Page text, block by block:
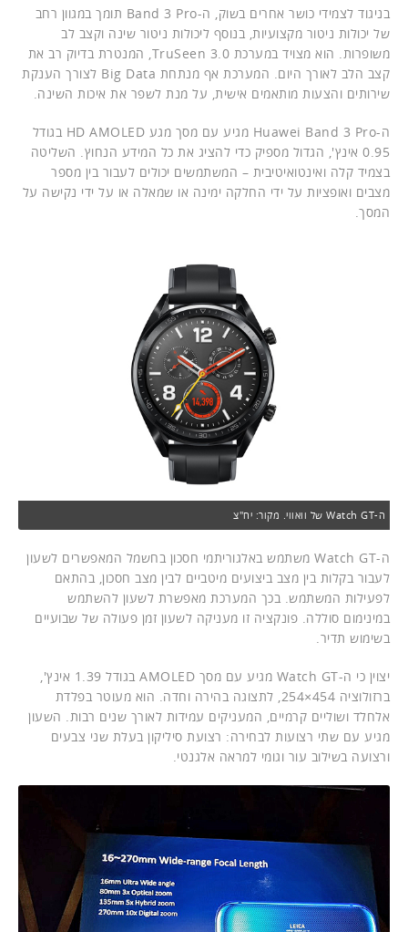
בניגוד לצמידי כושר אחרים בשוק, ה-Band 3 Pro תומך במגוון רחב
של יכולות ניטור מקצועיות, בנוסף ליכולות ניטור שינה וקצב לב
משופרות. הוא מצויד במערכת TruSeen 3.0, המנטרת בדיוק רב את
קצב הלב לאורך היום. המערכת אף מנתחת Big Data לצורך הענקת
שירותים והצעות מותאמים אישית, על מנת לשפר את איכות השינה.
ה-Huawei Band 3 Pro מגיע עם מסך מגע HD AMOLED בגודל
0.95 אינץ', הגדול מספיק כדי להציג את כל המידע הנחוץ. השליטה
בצמיד קלה ואינטואיטיבית – המשתמשים יכולים לעבור בין מספר
מצבים ואופציות על ידי החלקה ימינה או שמאלה או על ידי נקישה על
המסך.
ה-Watch GT של וואווי. מקור: יח"צ
ה-Watch GT משתמש באלגוריתמי חסכון בחשמל המאפשרים לשעון
לעבור בקלות בין מצב ביצועים מיטביים לבין מצב חסכון, בהתאם
לפעילות המשתמש. בכך המערכת מאפשרת לשעון להשתמש
במינימום סוללה. פונקציה זו מעניקה לשעון זמן פעולה של שבועיים
בשימוש תדיר.
יצוין כי ה-Watch GT מגיע עם מסך AMOLED בגודל 1.39 אינץ',
ברזולוציה 454×254, לתצוגה בהירה וחדה. הוא מעוטר בפלדת
אלחלד ושוליים קרמיים, המעניקים עמידות לאורך שנים רבות. השעון
מגיע עם שתי רצועות לבחירה: רצועת סיליקון בעלת שני צבעים
ורצועה בשילוב עור וגומי למראה אלגנטי.